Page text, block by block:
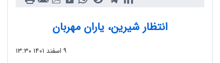
انتظار شیرین، یاران مهربان
۹ اسفند ۱۴۰۱ ۱۳:۳۰